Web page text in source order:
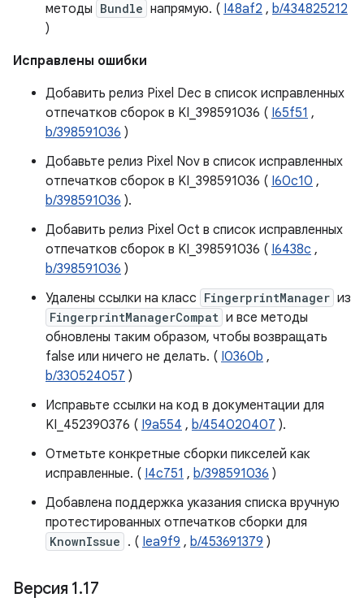
методы Bundle напрямую. ( I48af2 , b/434825212
)
Исправлены ошибки
Добавить релиз Pixel Dec в список исправленных
отпечатков сборок в KI_398591036 ( I65f51 ,
b/398591036 )
Добавьте релиз Pixel Nov в список исправленных
отпечатков сборок в KI_398591036 ( I60c10 ,
b/398591036 ).
Добавить релиз Pixel Oct в список исправленных
отпечатков сборок в KI_398591036 ( I6438c ,
b/398591036 )
Удалены ссылки на класс FingerprintManager из
FingerprintManagerCompat и все методы
обновлены таким образом, чтобы возвращать
false или ничего не делать. ( I0360b ,
b/330524057 )
Исправьте ссылки на код в документации для
KI_452390376 ( I9a554 , b/454020407 ).
Отметьте конкретные сборки пикселей как
исправленные. ( I4c751 , b/398591036 )
Добавлена ​​поддержка указания списка вручную
протестированных отпечатков сборки для
KnownIssue . ( Iea9f9 , b/453691379 )
Версия 1.17